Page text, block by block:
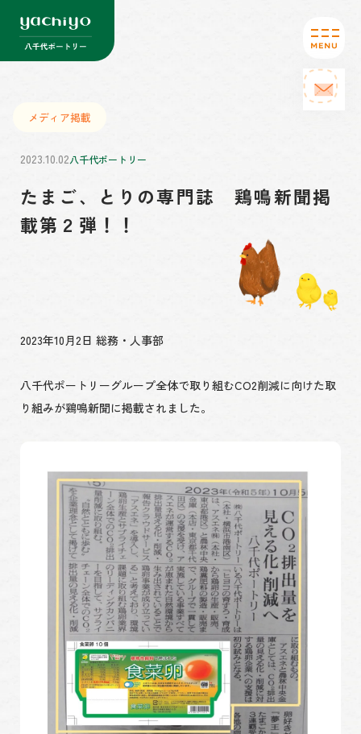
メディア掲載
2023.10.02八千代ポートリー
たまご、とりの専門誌 鶏鳴新聞掲
載第２弾！！
2023年10月2日 総務・人事部
八千代ポートリーグループ全体で取り組むCO2削減に向けた取
り組みが鶏鳴新聞に掲載されました。